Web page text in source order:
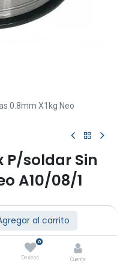
al carrito
0
Deseos Cuenta
0.8mm X1kg Neo
soldar Sin
A10/08/1